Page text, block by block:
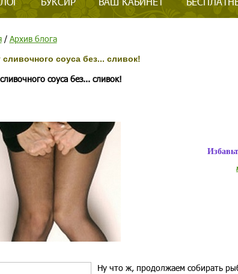
/ Архив блога
сливочного соуса без... сливок!
соуса без... сливок!
Ну что ж, продолжаем собирать